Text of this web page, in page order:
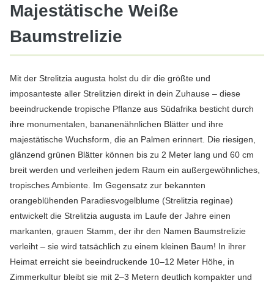
Majestätische Weiße
Baumstrelizie
Mit der Strelitzia augusta holst du dir die größte und
imposanteste aller Strelitzien direkt in dein Zuhause – diese
beeindruckende tropische Pflanze aus Südafrika besticht durch
ihre monumentalen, bananenähnlichen Blätter und ihre
majestätische Wuchsform, die an Palmen erinnert. Die riesigen,
glänzend grünen Blätter können bis zu 2 Meter lang und 60 cm
breit werden und verleihen jedem Raum ein außergewöhnliches,
tropisches Ambiente. Im Gegensatz zur bekannten
orangeblühenden Paradiesvogelblume (Strelitzia reginae)
entwickelt die Strelitzia augusta im Laufe der Jahre einen
markanten, grauen Stamm, der ihr den Namen Baumstrelizie
verleiht – sie wird tatsächlich zu einem kleinen Baum! In ihrer
Heimat erreicht sie beeindruckende 10–12 Meter Höhe, in
Zimmerkultur bleibt sie mit 2–3 Metern deutlich kompakter und